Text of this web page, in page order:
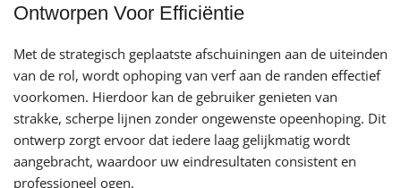
Ontworpen Voor Efficiëntie
Met de strategisch geplaatste afschuiningen aan de uiteinden
van de rol, wordt ophoping van verf aan de randen effectief
voorkomen. Hierdoor kan de gebruiker genieten van
strakke, scherpe lijnen zonder ongewenste opeenhoping. Dit
ontwerp zorgt ervoor dat iedere laag gelijkmatig wordt
aangebracht, waardoor uw eindresultaten consistent en
professioneel ogen.